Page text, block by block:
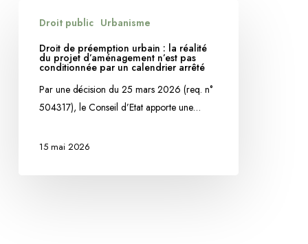
préemption
urbain
Droit public Urbanisme
Droit de préemption urbain : la réalité
du projet d’aménagement n’est pas
conditionnée par un calendrier arrêté
Par une décision du 25 mars 2026 (req. n°
504317), le Conseil d’Etat apporte une…
15 mai 2026